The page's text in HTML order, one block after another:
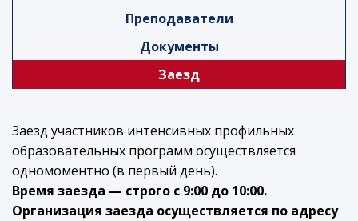
Преподаватели
Документы
Заезд
Заезд участников интенсивных профильных
образовательных программ осуществляется
одномоментно (в первый день).
Время заезда — строго с 9:00 до 10:00.
Организация заезда осуществляется по адресу